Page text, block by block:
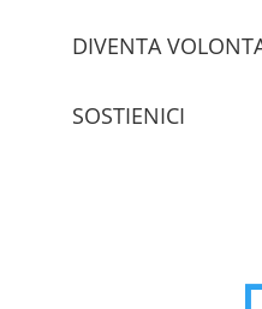
DIVENTA
SOSTIENICI